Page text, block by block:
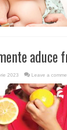
2023 Leave a